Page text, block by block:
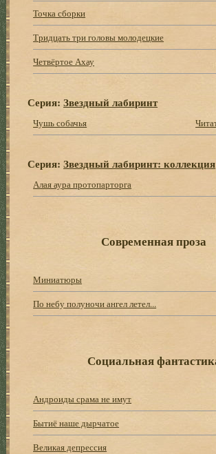
Точка сборки
Тридцать три головы молодецкие
Четвёртое Ахау
Серия:Звездный лабиринт
Чушь собачья
Серия:Звездный лабиринт: коллекция
Алая аура протопарторга
Современная проза
Миниатюры
По небу полуночи ангел летел...
Социальная
Андроиды срама не имут
Бытиё наше дырчатое
Великая депрессия